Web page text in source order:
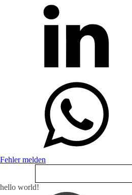
Fehler melden
hello world!